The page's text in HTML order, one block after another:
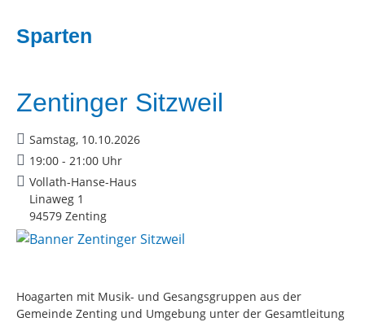
Sparten
Zentinger Sitzweil
Samstag, 10.10.2026
19:00 - 21:00 Uhr
Vollath-Hanse-Haus
Linaweg 1
94579 Zenting
Hoagarten mit Musik- und Gesangsgruppen aus der
Gemeinde Zenting und Umgebung unter der Gesamtleitung